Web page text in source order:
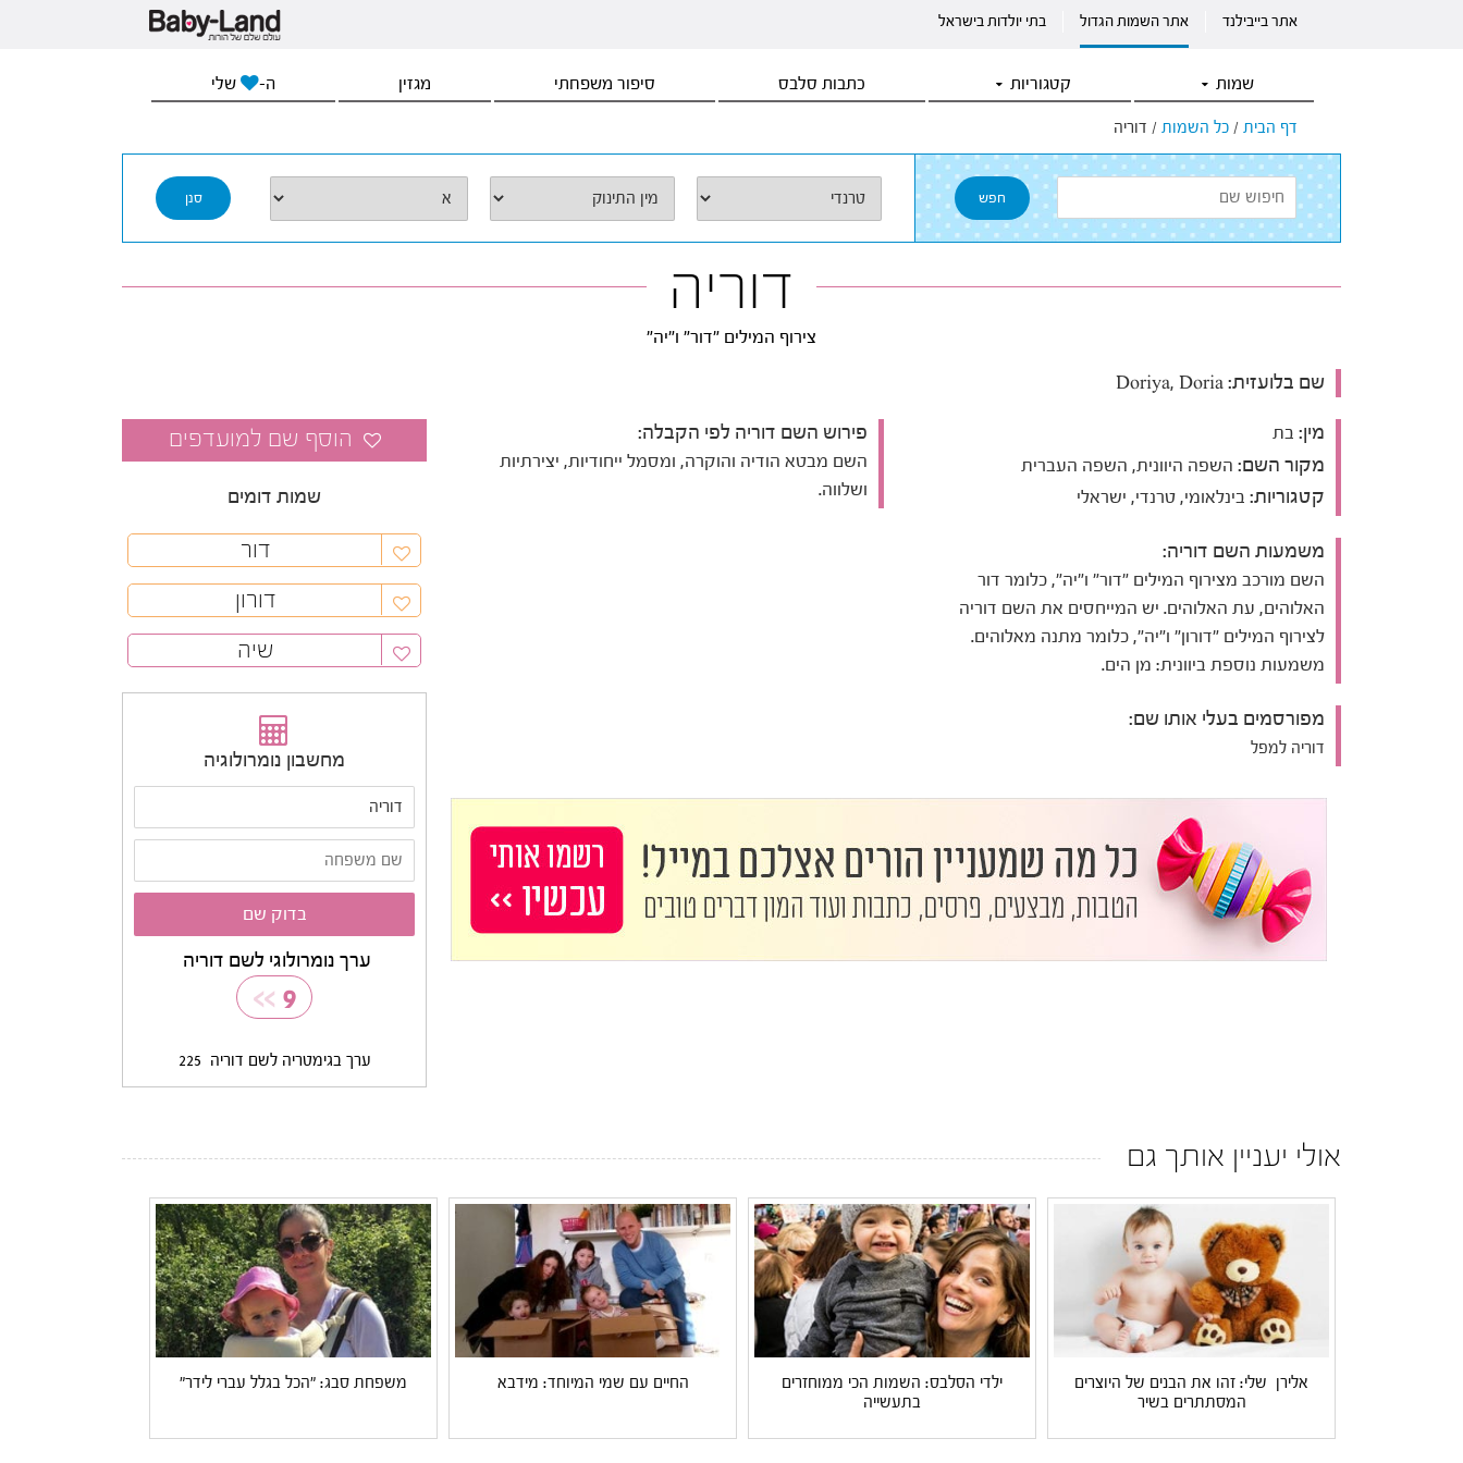
אתר בייבילנד אתר השמות הגדול בתי יולדות בישראל
שמות קטגוריות כתבות סלבס סיפור משפחתי מגזין ה- שלי
דף הבית / כל השמות / דוריה
דוריה
צירוף המילים "דור" ו"יה"
שם בלועזית:
מין: בת
מקור השם: השפה היוונית, השפה העברית
קטגוריות: בינלאומי, טרנדי, ישראלי
משמעות השם דוריה:
השם מורכב מצירוף המילים "דור" ו"יה", כלומר דור
האלוהים, עת האלוהים. יש המייחסים את השם דוריה
לצירוף המילים "דורון" ו"יה", כלומר מתנה מאלוהים.
משמעות נוספת ביוונית: מן הים.
מפורסמים בעלי אותו שם:
דוריה למפל
פירוש השם דוריה לפי הקבלה:
השם מבטא הודיה והוקרה, ומסמל ייחודיות, יצירתיות
ושלווה.
שמות דומים
דור
דורון
שיה
מחשבון נומרולוגיה
ערך נומרולוגי לשם דוריה
9
>>
ערך בגימטריה לשם דוריה 225
אולי יעניין אותך גם
אלירן שלי: זהו את הבנים של היוצרים
המסתתרים בשיר
ילדי הסלבס: השמות הכי ממוחזרים
בתעשייה
החיים עם שמי המיוחד: מידבא משפחת סבג: "הכל בגלל עברי לידר"